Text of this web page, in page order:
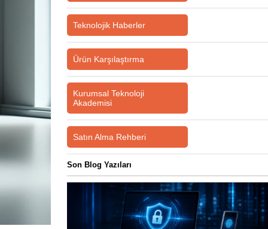
Teknolojik Haberler
Ürün Karşılaştırma
Kurumsal Teknoloji
Akademisi
Satın Alma Rehberi
Son Blog Yazıları